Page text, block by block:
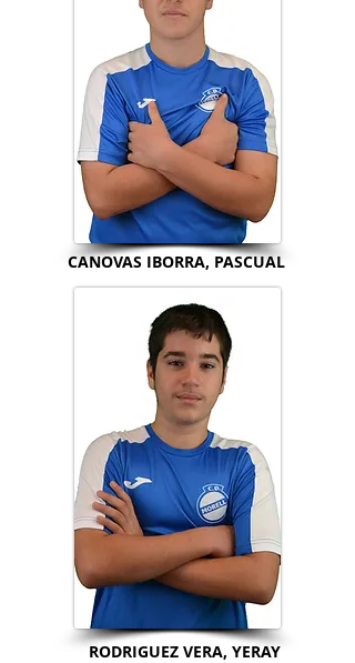
CANOVAS IBORRA, PASCUAL
RODRIGUEZ VERA, YERAY